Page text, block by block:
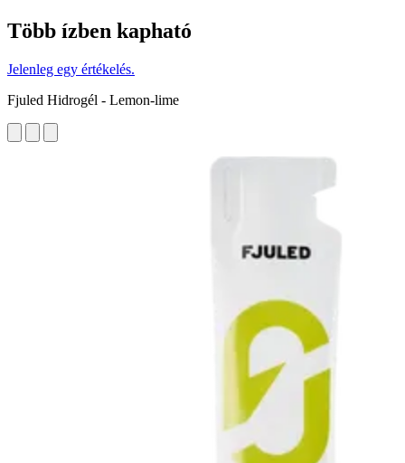
Több ízben kapható
Jelenleg egy értékelés.
Fjuled Hidrogél - Lemon-lime